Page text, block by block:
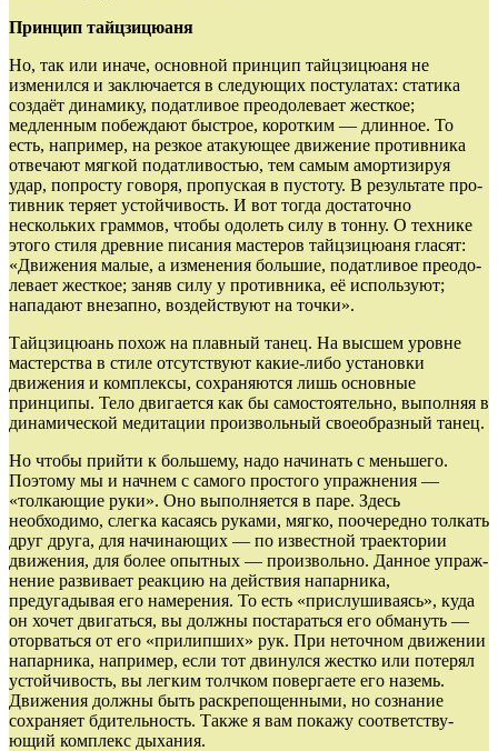
Принцип тайцзи­цюаня
Но, так или иначе, основной принцип тайцзи­цюаня не
изменился и заключается в следующих постулатах: статика
соз­даёт динамику, податливое прео­долевает жесткое;
медленным побеждают быст­рое, коротким — длинное. То
есть, например, на резкое атакующее движение противника
отвечают мягкой подат­ливостью, тем самым аморти­зируя
удар, по­прос­ту говоря, пропуская в пустоту. В результате про­
тивник теряет устойчивость. И вот тогда доста­точно
нескольких граммов, чтобы одолеть силу в тонну. О тех­нике
этого стиля древние писания мастеров тайцзи­цю­аня гласят:
«Движения малые, а изме­нения боль­шие, податливое преодо­
левает жесткое; заняв силу у противника, её используют;
нападают внезапно, воз­действуют на точки».
Тайцзицюань похож на плавный танец. На высшем уровне
мастерства в стиле отсутствуют какие-либо установки
движения и комплексы, сохра­няются лишь основные
принципы. Тело дви­гается как бы самостоя­тельно, выполняя в
дина­мической меди­тации произ­вольный свое­образный танец.
Но чтобы прийти к большему, надо начинать с ме­нь­шего.
Поэтому мы и начнем с самого простого уп­ра­ж­­нения —
«толкающие руки». Оно выполняется в паре. Здесь
необходимо, слегка касаясь руками, мяг­ко, поочередно толкать
друг друга, для начинающих — по известной траектории
движения, для более опытных — произвольно. Данное упраж­
нение разви­вает реакцию на действия напарника,
предугадывая его намерения. То есть «прислу­ши­ва­ясь», куда
он хочет двигаться, вы должны постараться его обмануть —
оторваться от его «прилипших» рук. При неточном движении
на­пар­ника, например, если тот двинулся жестко или потерял
устойчивость, вы легким толчком по­вер­гаете его наземь.
Движения должны быть рас­кре­­пощенными, но сознание
сохраняет бдительность. Также я вам покажу соответ­ству­
ющий комплекс дыхания.